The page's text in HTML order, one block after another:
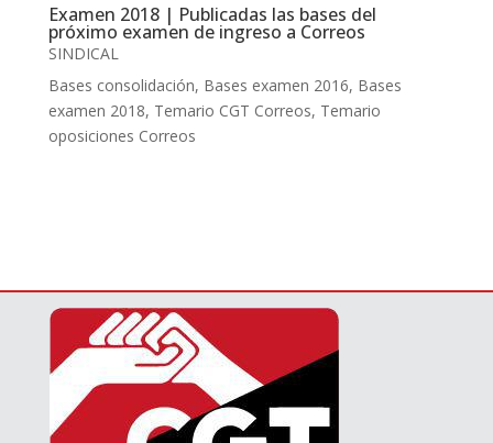
Examen 2018 | Publicadas las bases del
próximo examen de ingreso a Correos
SINDICAL
Bases consolidación, Bases examen 2016, Bases
examen 2018, Temario CGT Correos, Temario
oposiciones Correos